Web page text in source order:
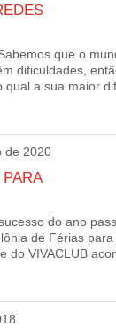
que o
dificuldades,
qual a sua maior
de 2020
do ano
de Férias para
do VIVACLUB